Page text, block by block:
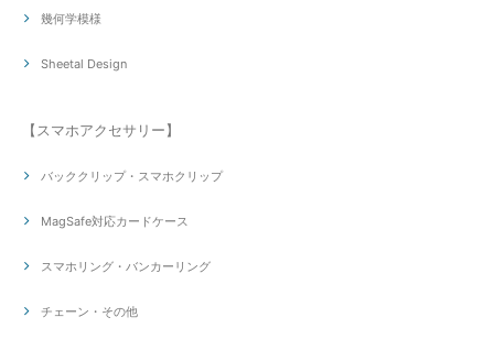
幾何学模様
Sheetal Design
【スマホアクセサリー】
バッククリップ・スマホクリップ
MagSafe対応カードケース
スマホリング・バンカーリング
チェーン・その他